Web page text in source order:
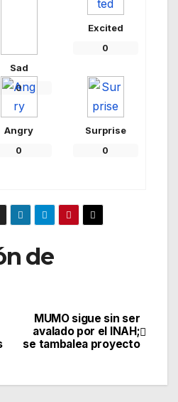
Sad
0
Excited
0
Angry
0
Surprise
0
de
MUMO sigue sin ser
avalado por el INAH;
se tambalea proyecto